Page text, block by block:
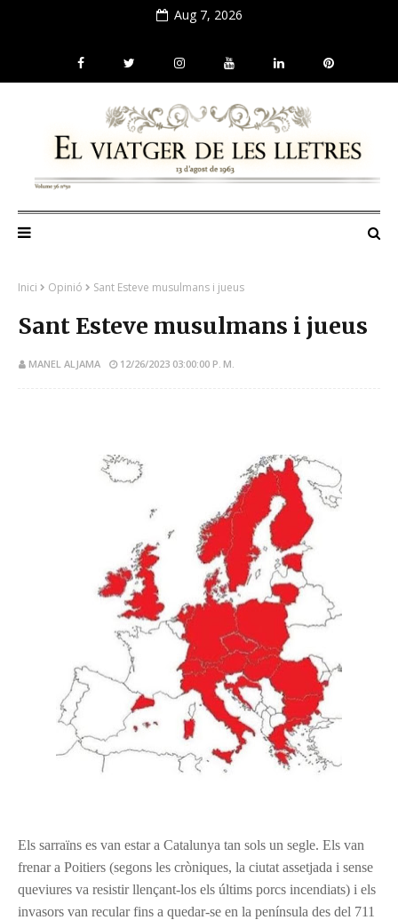
Aug 7, 2026
Inici Opinió Sant Esteve musulmans i jueus
Sant Esteve musulmans i jueus
MANEL ALJAMA 12/26/2023 03:00:00 P. M.
Els sarraïns es van estar a Catalunya tan sols un segle. Els van
frenar a Poitiers (segons les cròniques, la ciutat assetjada i sense
queviures va resistir llençant-los els últims porcs incendiats) i els
invasors van recular fins a quedar-se en la península des del 711